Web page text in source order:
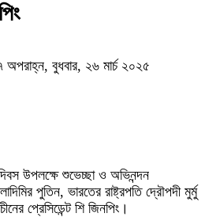
বুধবার, ২৬ মার্চ ২০২৫
উপলক্ষে শুভেচ্ছা ও অভিনন্দন
পুতিন, ভারতের রাষ্ট্রপতি দ্রৌপদী মুর্মু
প্রেসিডেন্ট শি জিনপিং।